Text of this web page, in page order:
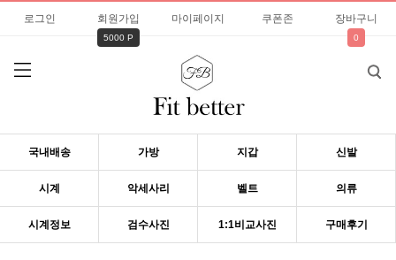
로그인 회원가입
5000 P
마이페이지 쿠폰존 장바구니
0
국내배송 가방 지갑 신발
시계 악세사리 벨트 의류
시계정보 검수사진 1:1비교사진 구매후기